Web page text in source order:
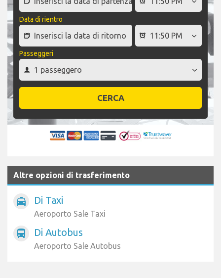
Data di rientro
Passeggeri
CERCA
Altre opzioni di trasferimento
local_taxi Di Taxi
Aeroporto Sale Taxi
directions_bus Di Autobus
Aeroporto Sale Autobus